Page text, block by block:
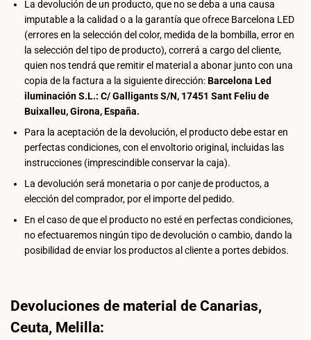
La devolución de un producto, que no se deba a una causa
imputable a la calidad o a la garantía que ofrece Barcelona LED
(errores en la selección del color, medida de la bombilla, error en
la selección del tipo de producto), correrá a cargo del cliente,
quien nos tendrá que remitir el material a abonar junto con una
copia de la factura a la siguiente dirección:Barcelona Led
iluminación S.L.: C/ Galligants S/N, 17451 Sant Feliu de
Buixalleu, Girona, España.
Para la aceptación de la devolución, el producto debe estar en
perfectas condiciones, con el envoltorio original, incluidas las
instrucciones (imprescindible conservar la caja).
La devolución será monetaria o por canje de productos, a
elección del comprador, por el importe del pedido.
En el caso de que el producto no esté en perfectas condiciones,
no efectuaremos ningún tipo de devolución o cambio, dando la
posibilidad de enviar los productos al cliente a portes debidos.
Devoluciones de material de Canarias,
Ceuta, Melilla: